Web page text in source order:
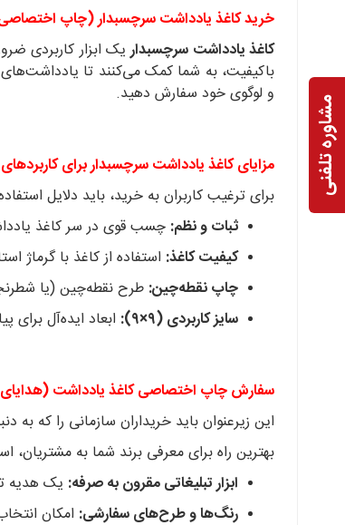
خرید کاغذ یادداشت سرچسبدار (چاپ
کاغذ یادداشت سرچسبدار
باکیفیت، به شما کمک می‌کنند تا
و لوگوی خود سفارش دهید.
مزایای کاغذ یادداشت سرچسبدار برای
برای ترغیب کاربران به خرید، باید دلایل
ثبات و نظم: چسب قوی در سر کاغذ
کیفیت کاغذ: استفاده از کاغذ با
چاپ نقطه‌چین: طرح نقطه‌چین (یا
سایز کاربردی (۹×۹):
ابعاد ایده‌آل
سفارش چاپ اختصاصی کاغذ یادداشت (هدایای
این زیرعنوان باید خریداران سازمانی را که
بهترین راه برای معرفی برند شما به مشتریان،
ابزار تبلیغاتی مقرون به صرفه: یک هدیه
رنگ‌ها و طرح‌های سفارشی: امکان
مشاوره تلفنی